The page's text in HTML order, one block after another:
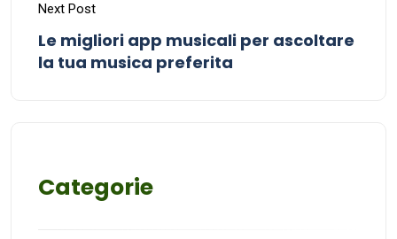
Next Post
Le migliori app musicali per ascoltare
la tua musica preferita
Categorie